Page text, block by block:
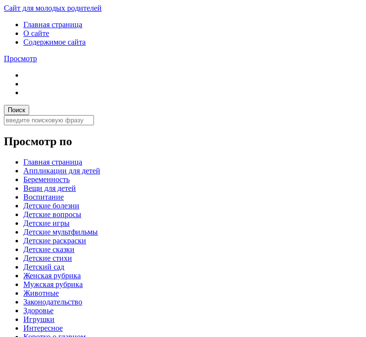
Сайт для молодых родителей
Главная страница
О сайте
Содержимое сайта
Просмотр
Просмотр по
Главная страница
Аппликации для детей
Беременность
Вещи для детей
Воспитание
Детские болезни
Детские вопросы
Детские игры
Детские мультфильмы
Детские раскраски
Детские сказки
Детские стихи
Детский сад
Женская рубрика
Мужская рубрика
Животные
Законодательство
Здоровье
Игрушки
Интересное